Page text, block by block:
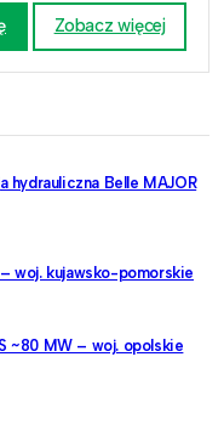
Zobacz więcej
hydrauliczna Belle MAJOR
woj. kujawsko-pomorskie
~80 MW – woj. opolskie